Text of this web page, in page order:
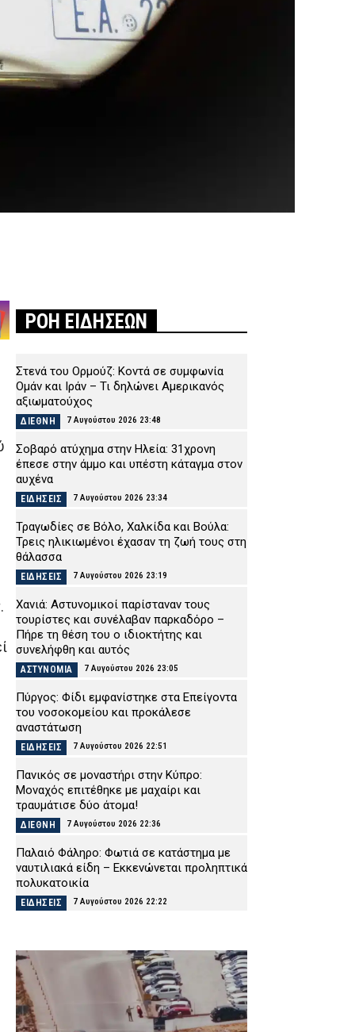
ΡΟΗ ΕΙΔΗΣΕΩΝ
Στενά του Ορμούζ: Κοντά σε συμφωνία
Ομάν και Ιράν – Τι δηλώνει Αμερικανός
αξιωματούχος
ΔΙΕΘΝΗ 7 Αυγούστου 2026 23:48
Σοβαρό ατύχημα στην Ηλεία: 31χρονη
έπεσε στην άμμο και υπέστη κάταγμα στον
αυχένα
ΕΙΔΗΣΕΙΣ 7 Αυγούστου 2026 23:34
Τραγωδίες σε Βόλο, Χαλκίδα και Βούλα:
Τρεις ηλικιωμένοι έχασαν τη ζωή τους στη
θάλασσα
ΕΙΔΗΣΕΙΣ 7 Αυγούστου 2026 23:19
Χανιά: Αστυνομικοί παρίσταναν τους
τουρίστες και συνέλαβαν παρκαδόρο –
Πήρε τη θέση του ο ιδιοκτήτης και
συνελήφθη και αυτός
ΑΣΤΥΝΟΜΙΑ 7 Αυγούστου 2026 23:05
Πύργος: Φίδι εμφανίστηκε στα Επείγοντα
του νοσοκομείου και προκάλεσε
αναστάτωση
ΕΙΔΗΣΕΙΣ 7 Αυγούστου 2026 22:51
Πανικός σε μοναστήρι στην Κύπρο:
Μοναχός επιτέθηκε με μαχαίρι και
τραυμάτισε δύο άτομα!
ΔΙΕΘΝΗ 7 Αυγούστου 2026 22:36
Παλαιό Φάληρο: Φωτιά σε κατάστημα με
ναυτιλιακά είδη – Εκκενώνεται προληπτικά
πολυκατοικία
ΕΙΔΗΣΕΙΣ 7 Αυγούστου 2026 22:22
Καταδικάστηκε σε φυλάκιση
ΔΙΚΑΙΟΣΥΝΗ 7 Αυγούστου 2026 22:07
Σκιάθος: «Με ξυλοκόπησαν και με άφησαν
αιμόφυρτο στο δρόμο» – Άγριος καβγάς με